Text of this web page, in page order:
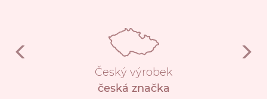
Český výrobek
česká značka